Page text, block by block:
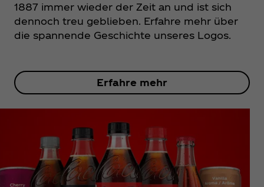
1887 immer wieder der Zeit an und ist sich
dennoch treu geblieben. Erfahre mehr über
die spannende Geschichte unseres Logos.
Erfahre mehr